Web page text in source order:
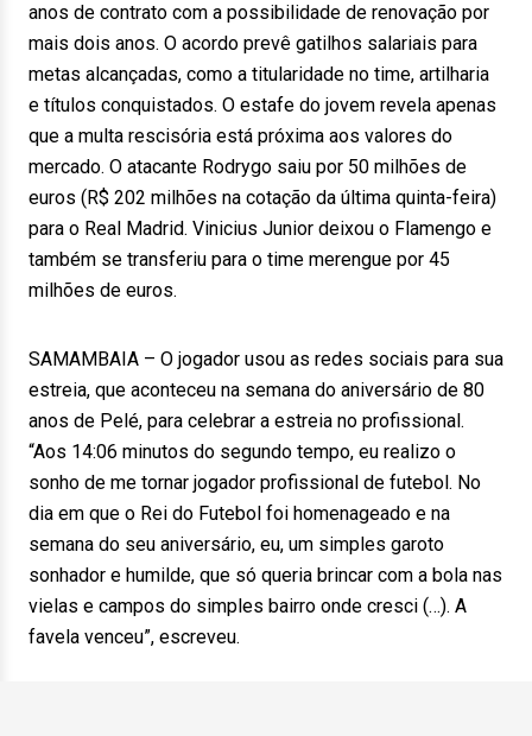
anos de contrato com a possibilidade de renovação por
mais dois anos. O acordo prevê gatilhos salariais para
metas alcançadas, como a titularidade no time, artilharia
e títulos conquistados. O estafe do jovem revela apenas
que a multa rescisória está próxima aos valores do
mercado. O atacante Rodrygo saiu por 50 milhões de
euros (R$ 202 milhões na cotação da última quinta-feira)
para o Real Madrid. Vinicius Junior deixou o Flamengo e
também se transferiu para o time merengue por 45
milhões de euros.
SAMAMBAIA – O jogador usou as redes sociais para sua
estreia, que aconteceu na semana do aniversário de 80
anos de Pelé, para celebrar a estreia no profissional.
“Aos 14:06 minutos do segundo tempo, eu realizo o
sonho de me tornar jogador profissional de futebol. No
dia em que o Rei do Futebol foi homenageado e na
semana do seu aniversário, eu, um simples garoto
sonhador e humilde, que só queria brincar com a bola nas
vielas e campos do simples bairro onde cresci (…). A
favela venceu”, escreveu.